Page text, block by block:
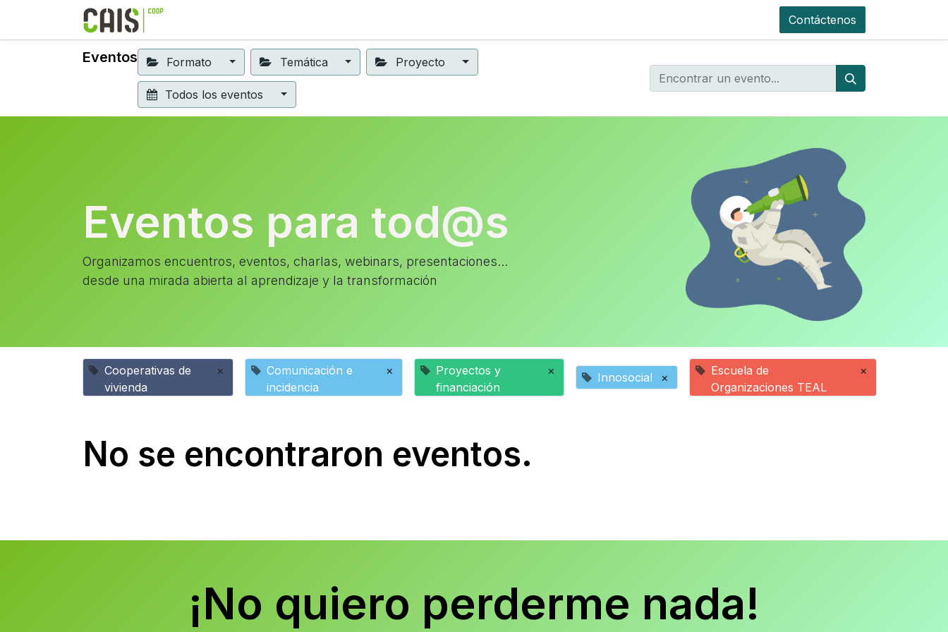
Contáctenos
Eventos Formato Temática Proyecto
Todos los eventos
Eventos para tod@s
Organizamos encuentros, eventos, charlas, webinars, presentaciones...
desde una mirada abierta al aprendizaje y la transformación
Cooperativas de
vivienda
×
Comunicación e
incidencia
×
Proyectos y
financiación
× Innosocial ×
Escuela de
Organizaciones TEAL
×
No se encontraron eventos.
¡No quiero perderme nada!